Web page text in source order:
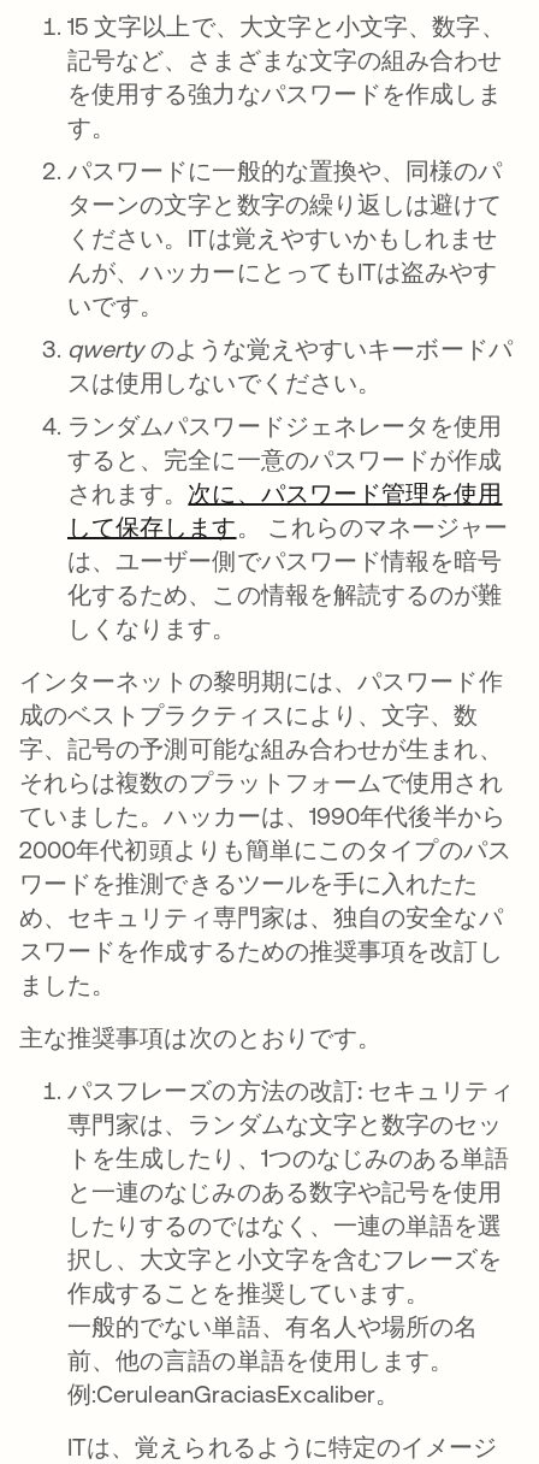
15 文字以上で、大文字と小文字、数字、
記号など、さまざまな文字の組み合わせ
を使用する強力なパスワードを作成しま
す。
パスワードに一般的な置換や、同様のパ
ターンの文字と数字の繰り返しは避けて
ください。ITは覚えやすいかもしれませ
んが、ハッカーにとってもITは盗みやす
いです。
qwertyのような覚えやすいキーボードパ
スは使用しないでください。
ランダムパスワードジェネレータを使用
すると、完全に一意のパスワードが作成
されます。 次に、パスワード管理を使用
して保存します新しいタブで開く
。 これらのマネージャー
は、ユーザー側でパスワード情報を暗号
化するため、この情報を解読するのが難
しくなります。
インターネットの黎明期には、パスワード作
成のベストプラクティスにより、文字、数
字、記号の予測可能な組み合わせが生まれ、
それらは複数のプラットフォームで使用され
ていました。ハッカーは、1990年代後半から
2000年代初頭よりも簡単にこのタイプのパス
ワードを推測できるツールを手に入れたた
め、セキュリティ専門家は、独自の安全なパ
スワードを作成するための推奨事項を改訂し
ました。
主な推奨事項は次のとおりです。
パスフレーズの方法の改訂: セキュリティ
専門家は、ランダムな文字と数字のセッ
トを生成したり、1つのなじみのある単語
と一連のなじみのある数字や記号を使用
したりするのではなく、一連の単語を選
択し、大文字と小文字を含むフレーズを
作成することを推奨しています。
一般的でない単語、有名人や場所の名
前、他の言語の単語を使用します。
例:CeruleanGraciasExcaliber。
ITは、覚えられるように特定のイメージ